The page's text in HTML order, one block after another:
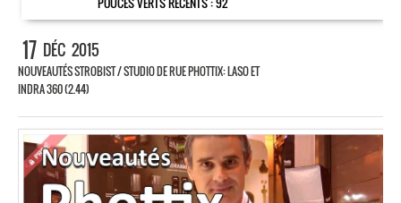
17 DÉC 2015
NOUVEAUTÉS STROBIST / STUDIO DE RUE PHOTTIX: LASO ET
INDRA 360 (2.44)